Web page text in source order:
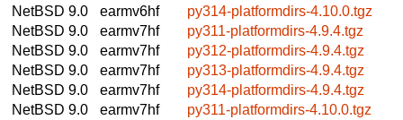
NetBSD 9.0
earmv6hf
py314-platformdirs-4.10.0.tgz
NetBSD 9.0
earmv7hf
py311-platformdirs-4.9.4.tgz
NetBSD 9.0
earmv7hf
py312-platformdirs-4.9.4.tgz
NetBSD 9.0
earmv7hf
py313-platformdirs-4.9.4.tgz
NetBSD 9.0
earmv7hf
py314-platformdirs-4.9.4.tgz
NetBSD 9.0
earmv7hf
py311-platformdirs-4.10.0.tgz